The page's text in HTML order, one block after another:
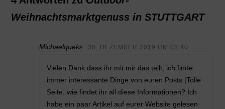
Weihnachtsmarktgenuss in STUTTGART
Michaelqueks 30. DEZEMBER 2019 UM 03:40
Vielen Dank dass ihr mit mir das teilt, ich finde
immer interessante Dinge von euren Posts.|Tolle
Seite, wie findet ihr all diese Informationen? Ich
habe ein paar Artikel auf eurer Website gelesen